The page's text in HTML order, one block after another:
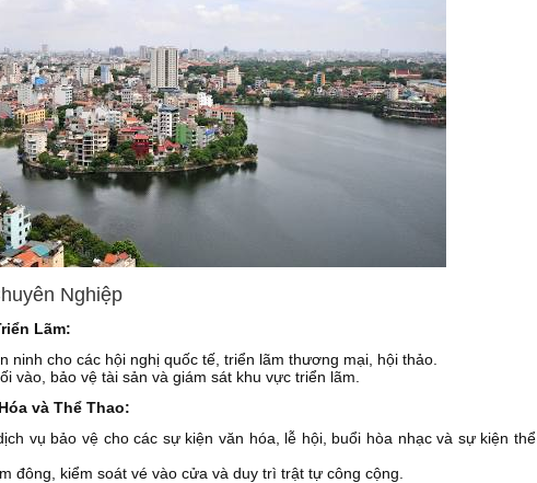
Nghiệp
Lãm:
ninh cho các hội nghị quốc tế, triển lãm thương mại, hội thảo.
vào, bảo vệ tài sản và giám sát khu vực triển lãm.
và Thể Thao:
vụ bảo vệ cho các sự kiện văn hóa, lễ hội, buổi hòa nhạc và sự kiện thể
đông, kiểm soát vé vào cửa và duy trì trật tự công cộng.